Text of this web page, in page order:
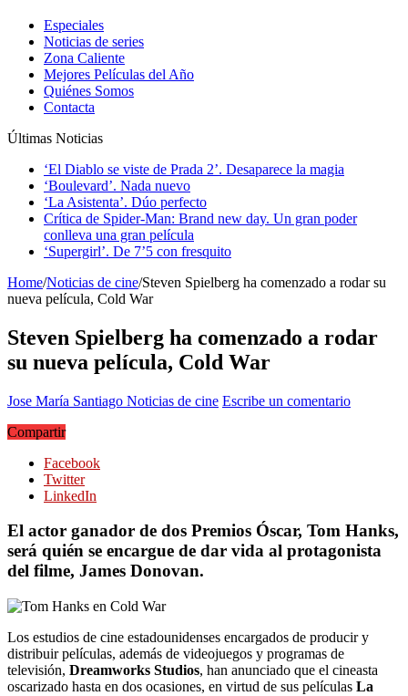
Especiales
Noticias de series
Zona Caliente
Mejores Películas del Año
Quiénes Somos
Contacta
Últimas Noticias
‘El Diablo se viste de Prada 2’. Desaparece la magia
‘Boulevard’. Nada nuevo
‘La Asistenta’. Dúo perfecto
Crítica de Spider-Man: Brand new day. Un gran poder
conlleva una gran película
‘Supergirl’. De 7’5 con fresquito
Home/Noticias de cine/Steven Spielberg ha comenzado a rodar su
nueva película, Cold War
Steven Spielberg ha comenzado a rodar
su nueva película, Cold War
Jose María Santiago Noticias de cine Escribe un comentario
Compartir
Facebook
Twitter
LinkedIn
El actor ganador de dos Premios Óscar, Tom Hanks,
será quién se encargue de dar vida al protagonista
del filme, James Donovan.
Los estudios de cine estadounidenses encargados de producir y
distribuir películas, además de videojuegos y programas de
televisión, Dreamworks Studios, han anunciado que el cineasta
oscarizado hasta en dos ocasiones, en virtud de sus películas La